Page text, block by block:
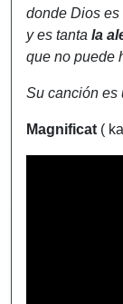
donde Dios
y es tanta la
que no puede
Su canción es
Magnificat (